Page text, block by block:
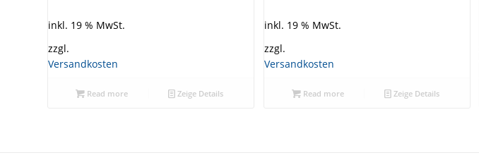
inkl. 19 % MwSt.
zzgl.
Versandkosten
Read more Zeige Details
inkl. 19 % MwSt.
zzgl.
Versandkosten
Read more Zeige Details